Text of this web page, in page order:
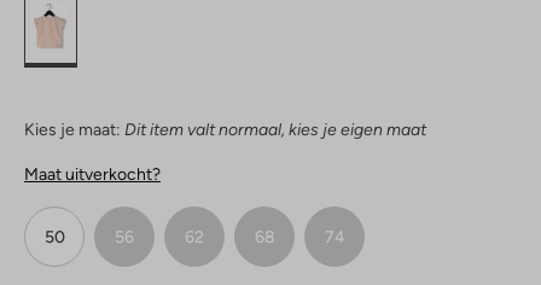
Kies je maat: Dit item valt normaal, kies je eigen maat
Maat uitverkocht?
50 56 62 68 74